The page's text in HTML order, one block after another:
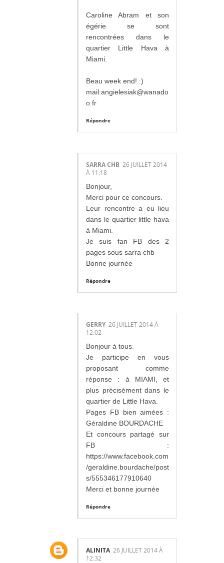
Caroline Abram et son
égérie se sont
rencontrées dans le
quartier Little Hava à
Miami.
Beau week end! :)
mail:angielesiak@wanado
o.fr
Répondre
SARRA CHB 26 JUILLET 2014
À 11:18
Bonjour,
Merci pour ce concours.
Leur rencontre a eu lieu
dans le quartier little hava
à Miami.
Je suis fan FB des 2
pages sous sarra chb
Bonne journée
Répondre
GERRY 26 JUILLET 2014 À
12:02
Bonjour à tous.
Je participe en vous
proposant comme
réponse : à MIAMI, et
plus précisément dans le
quartier de Little Hava.
Pages FB bien aimées :
Géraldine BOURDACHE
Et concours partagé sur
FB :
https://www.facebook.com
/geraldine.bourdache/post
s/555346177910640
Merci et bonne journée
Répondre
ALINITA 26 JUILLET 2014 À
12:32